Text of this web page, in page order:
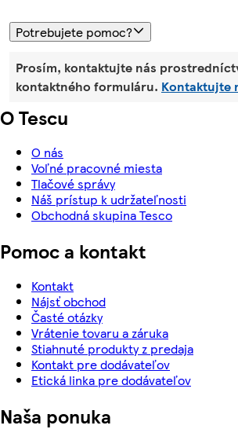
Potrebujete pomoc?
Prosím, kontaktujte nás
kontaktného formuláru. Kontaktujte
O Tescu
O nás
Voľné pracovné miesta
Tlačové správy
Náš prístup k udržateľnosti
Obchodná skupina Tesco
Pomoc a kontakt
Kontakt
Nájsť obchod
Časté otázky
Vrátenie tovaru a záruka
Stiahnuté produkty z predaja
Kontakt pre dodávateľov
Etická linka pre dodávateľov
Naša ponuka